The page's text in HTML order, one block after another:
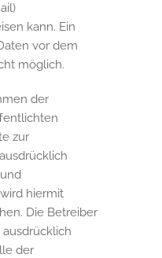
kann. Ein
vor dem
möglich.
der
zur
hiermit
Die Betreiber
der